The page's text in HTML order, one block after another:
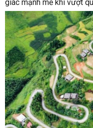
giác mạnh mẽ khi vượt